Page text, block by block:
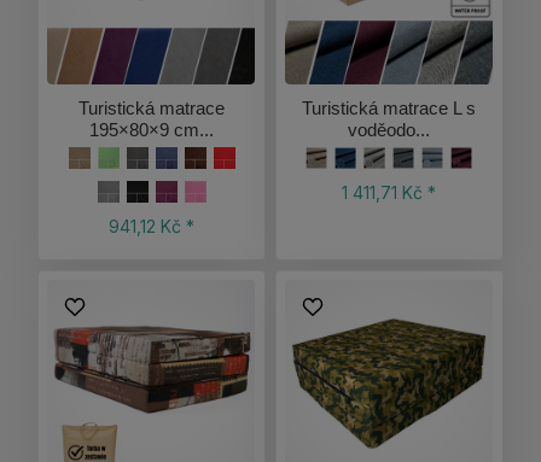
Turistická matrace
195×80×9 cm...
941,12 Kč *
Turistická matrace L s
voděodo...
1 411,71 Kč *